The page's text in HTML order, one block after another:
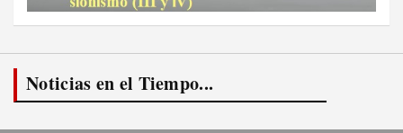
Noticias en el Tiempo...